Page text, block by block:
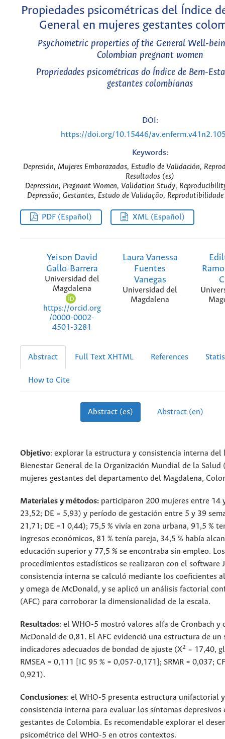
Propiedades psicométricas del Índice
General en mujeres gestantes
Psychometric properties of the General Well-
Colombian pregnant women
Propriedades psicométricas do Índice de Bem-
gestantes colombianas
DOI:
https://doi.org/10.15446/
Keywords:
Depresión, Mujeres Embarazadas, Estudio de Validación,
Resultados (es)
Depression, Pregnant Women, Validation Study,
Depressão, Gestantes, Estudo de Validação,
PDF (Español) XML (Español)
Yeison David
Gallo-Barrera
Universidad del
Magdalena
https://orcid.org
/0000-0002-
4501-3281
Laura Vanessa
Fuentes
Vanegas
Universidad del
Magdalena
Abstract Full Text XHTML References
How to Cite
Abstract (es) Abstract (en)
Objetivo: explorar la estructura y consistencia interna del
Bienestar General de la Organización Mundial de la Salud
mujeres gestantes del departamento del Magdalena,
Materiales y métodos: participaron 200 mujeres entre 14
23,52; DE = 5,93) y período de gestación entre 5 y 39
21,71; DE =1 0,44); 75,5 % vivía en zona urbana, 91,5 %
ingresos económicos, 81 % tenía pareja, 34,5 % había
educación superior y 77,5 % se encontraba sin empleo. Los
procedimientos estadísticos se realizaron con el software
consistencia interna se calculó mediante los coeficientes
y omega de McDonald, y se aplicó un análisis factorial
(AFC) para corroborar la dimensionalidad de la escala.
Resultados: el WHO-5 mostró valores alfa de Cronbach y
McDonald de 0,81. El AFC evidenció una estructura de
indicadores adecuados de bondad de ajuste (X2 = 17,40,
RMSEA = 0,111 [IC 95 % = 0,057-0,171]; SRMR = 0,037;
0,921).
Conclusiones: el WHO-5 presenta estructura unifactorial
consistencia interna para evaluar los síntomas depresivos
gestantes de Colombia. Es recomendable explorar el
psicométrico del WHO-5 en otros contextos.